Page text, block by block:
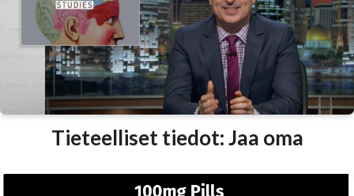
Tieteelliset tiedot: Jaa oma